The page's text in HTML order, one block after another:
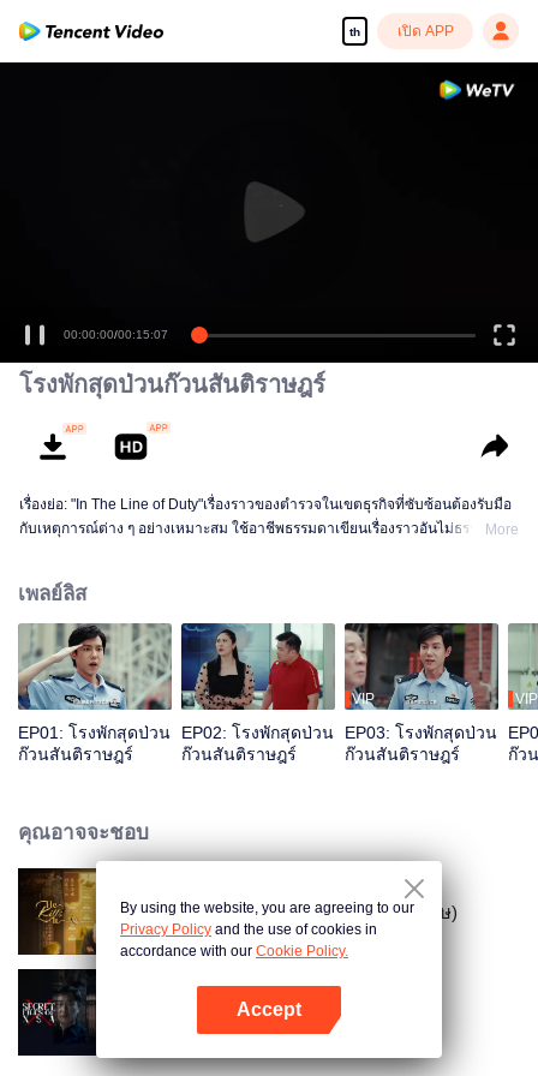
th เปิด APP
00:00:00/00:15:07
โรงพักสุดป่วนก๊วนสันติราษฎร์
เรื่องย่อ: "In The Line of Duty"เรื่องราวของตำรวจในเขตธุรกิจที่ซับซ้อนต้องรับมือ
กับเหตุการณ์ต่าง ๆ อย่างเหมาะสม ใช้อาชีพธรรมดาเขียนเรื่องราวอันไม่ธรรมดาMore
เพลย์ลิส
EP01: โรงพักสุดป่วน
ก๊วนสันติราษฎร์
EP02: โรงพักสุดป่วน
ก๊วนสันติราษฎร์
VIP
EP03: โรงพักสุดป่วน
ก๊วนสันติราษฎร์
VIP
ก๊ว
คุณอาจจะชอบ
ป่วนหัวใจหมอเทวดา (พากย์อังกฤษ)
หักเหลี่ยมทรชน
By using the website, you are agreeing to our
Privacy Policy and the use of cookies in
accordance with our Cookie Policy.
Accept